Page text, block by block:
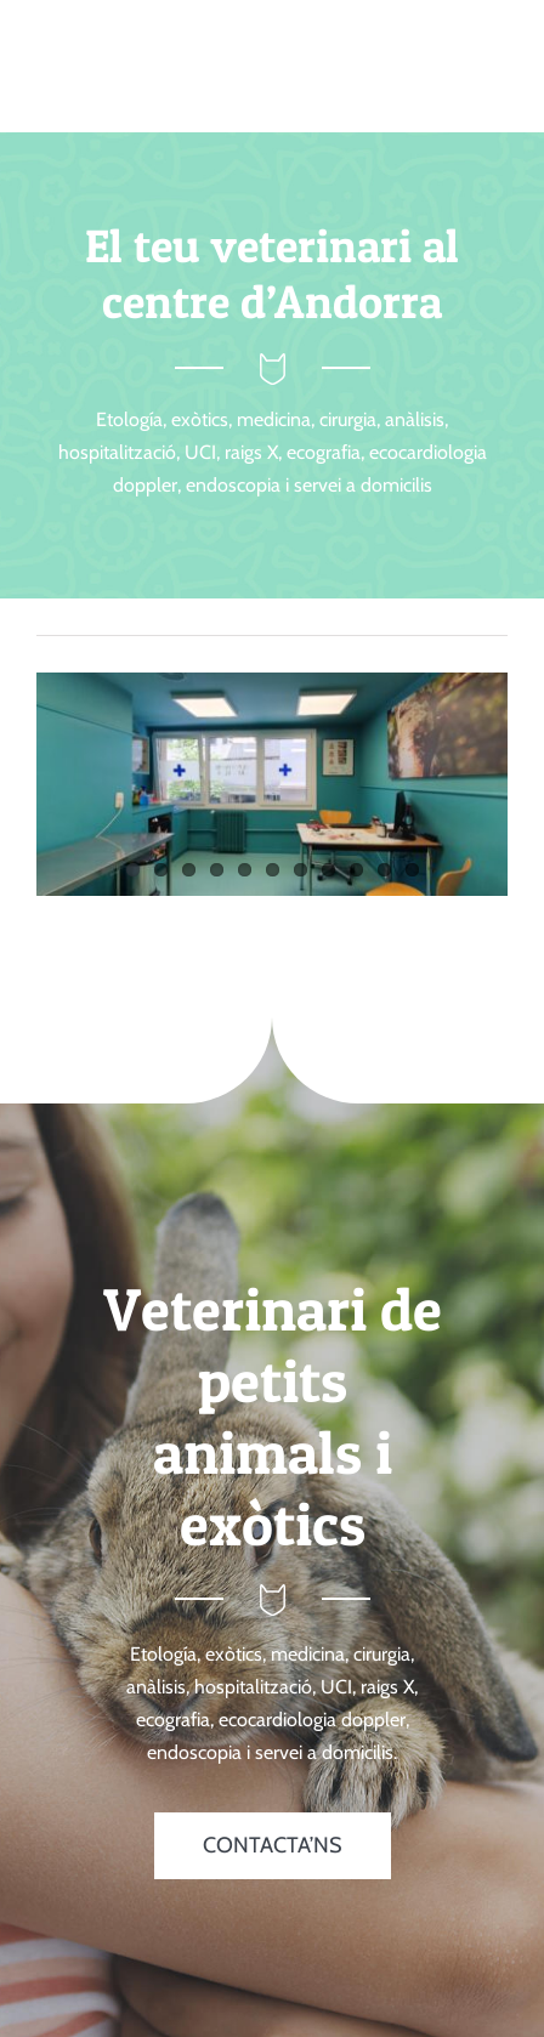
El teu veterinari al
centre d’Andorra
Etología, exòtics, medicina, cirurgia, anàlisis,
hospitalització, UCI, raigs X, ecografia, ecocardiologia
doppler, endoscopia i servei a domicilis
Veterinari de
petits
animals i
exòtics
Etología, exòtics, medicina, cirurgia,
anàlisis, hospitalització, UCI, raigs X,
ecografia, ecocardiologia doppler,
endoscopia i servei a domicilis.
CONTACTA’NS